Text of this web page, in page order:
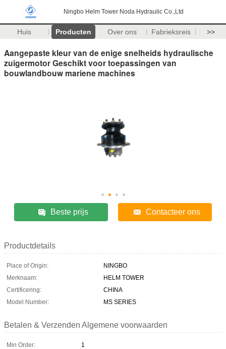
Ningbo Helm Tower Noda Hydraulic Co.,Ltd
Huis Producten Over ons Fabrieksreis >>
Aangepaste kleur van de enige snelheids hydraulische
zuigermotor Geschikt voor toepassingen van
bouwlandbouw mariene machines
Beste prijs Contacteer ons
Productdetails
Place of Origin:
NINGBO
Merknaam:
HELM TOWER
Certificering:
CHINA
Model Number:
MS SERIES
Betalen & Verzenden Algemene voorwaarden
Min Order:
1